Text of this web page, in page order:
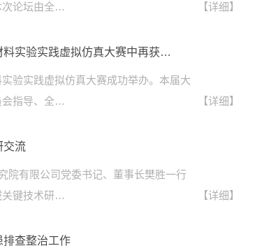
次论坛由全…
【详细】
实验实践虚拟仿真大赛中再获…
验实践虚拟仿真大赛成功举办。本届大
会指导、全…
【详细】
交流
院有限公司党委书记、董事长樊胜一行
关键技术研…
【详细】
排查整治工作